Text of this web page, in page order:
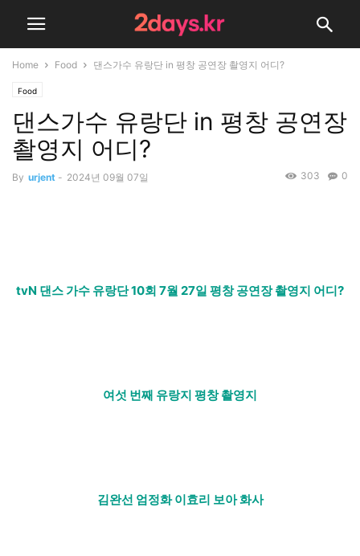
Home Food 댄스가수 유랑단 in 평창 공연장 촬영지 어디?
Food
댄스가수 유랑단 in 평창 공연장
촬영지 어디?
By urjent - 2024년 09월 07일 0
303
tvN 댄스 가수 유랑단 10회 7월 27일 평창 공연장 촬영지 어디?
여섯 번째 유랑지 평창 촬영지
김완선 엄정화 이효리 보아 화사